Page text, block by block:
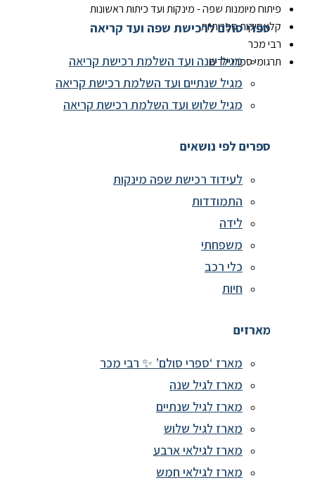
פיתוח מיומנות שפה - מינקות ועד כיתות ראשונות
קלאסיקות ספרותיות
רבי מכר
תרגומי ספרי ילדים
ספרי סולם לרכישת שפה ועד קריאה
מגיל שנה ועד השלמת רכישת קריאה
מגיל שנתיים ועד השלמת רכישת קריאה
מגיל שלוש ועד השלמת רכישת קריאה
ספרים לפי נושאים
לעידוד רכישת שפה מינקות
התמודדות
לידה
משפחתי
כלי רכב
חיות
מארזים
מארז ‘ספרי סולם’ ✨ רבי מכר
מארז לגיל שנה
מארז לגיל שנתיים
מארז לגיל שלוש
מארז לגילאי ארבע
מארז לגילאי חמש